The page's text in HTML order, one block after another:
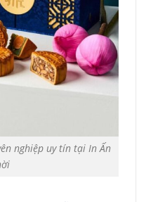
nghiệp uy tín tại In Ấn